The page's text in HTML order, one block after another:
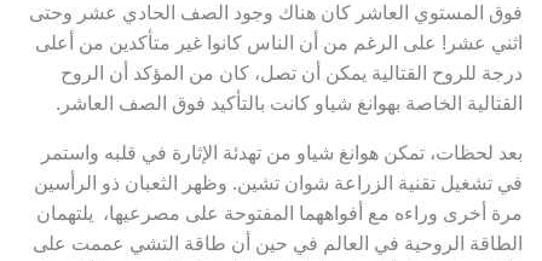
فوق المستوي العاشر كان هناك وجود الصف الحادي عشر وحتى
اثني عشر! على الرغم من أن الناس كانوا غير متأكدين من أعلى
درجة للروح القتالية يمكن أن تصل، كان من المؤكد أن الروح
القتالية الخاصة بهوانغ شياو كانت بالتأكيد فوق الصف العاشر.
بعد لحظات، تمكن هوانغ شياو من تهدئة الإثارة في قلبه واستمر
في تشغيل تقنية الزراعة شوان تشين. وظهر الثعبان ذو الرأسين
مرة أخرى وراءه مع أفواههما المفتوحة على مصرعيها، يلتهمان
الطاقة الروحية في العالم في حين أن طاقة التشي عممت على